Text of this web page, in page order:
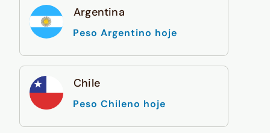
Argentina
Peso Argentino hoje
Chile
Peso Chileno hoje